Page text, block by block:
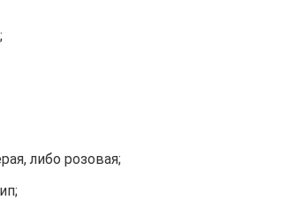
либо розовая;